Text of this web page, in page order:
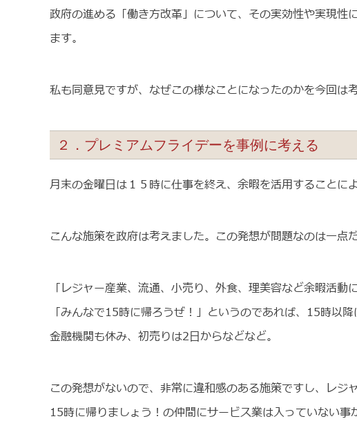
政府の進める「働き方改革」について、その実効性や実現
ます。
私も同意見ですが、なぜこの様なことになったのかを今回は
２．プレミアムフライデーを事例に考える
月末の金曜日は１５時に仕事を終え、余暇を活用することに
こんな施策を政府は考えました。この発想が問題なのは一点だ
「レジャー産業、流通、小売り、外食、理美容など余暇活動
「みんなで15時に帰ろうぜ！」というのであれば、15時以
金融機関も休み、初売りは2日からなどなど。
この発想がないので、非常に違和感のある施策ですし、レジ
15時に帰りましょう！の仲間にサービス業は入っていない事